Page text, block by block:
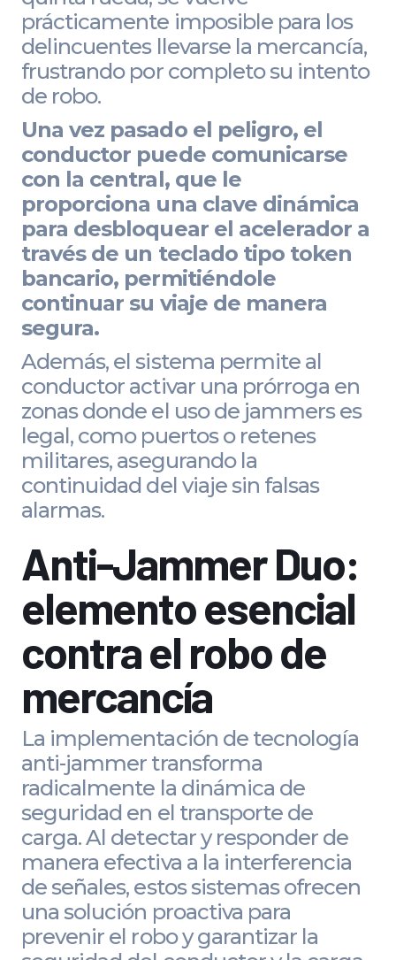
prácticamente imposible para los
delincuentes llevarse la mercancía,
frustrando por completo su intento
de robo.
Una vez pasado el peligro, el
conductor puede comunicarse
con la central, que le
proporciona una clave dinámica
para desbloquear el acelerador a
través de un teclado tipo token
bancario, permitiéndole
continuar su viaje de manera
segura.
Además, el sistema permite al
conductor activar una prórroga en
zonas donde el uso de jammers es
legal, como puertos o retenes
militares, asegurando la
continuidad del viaje sin falsas
alarmas.
Anti-Jammer Duo:
elemento esencial
contra el robo de
mercancía
La implementación de tecnología
anti-jammer transforma
radicalmente la dinámica de
seguridad en el transporte de
carga. Al detectar y responder de
manera efectiva a la interferencia
de señales, estos sistemas ofrecen
una solución proactiva para
prevenir el robo y garantizar la